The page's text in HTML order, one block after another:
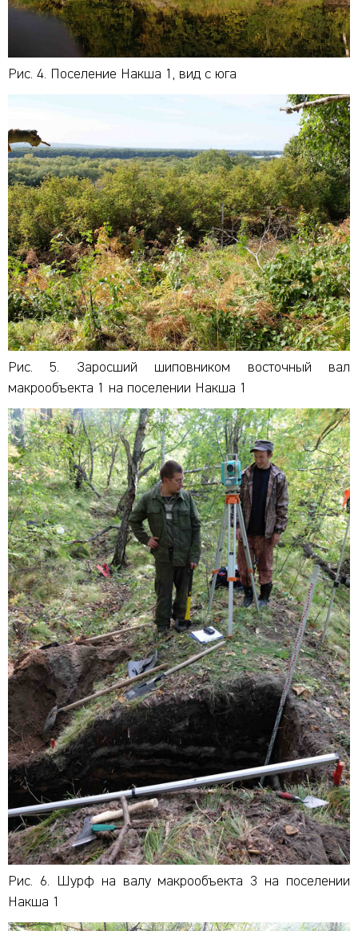
Рис. 4. Поселение Накша 1, вид с юга
Рис. 5. Заросший шиповником восточный вал
макрообъекта 1 на поселении Накша 1
Рис. 6. Шурф на валу макрообъекта 3 на поселении
Накша 1